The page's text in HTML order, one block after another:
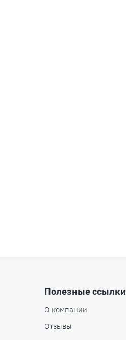
Полезные ссылки
О компании
Отзывы